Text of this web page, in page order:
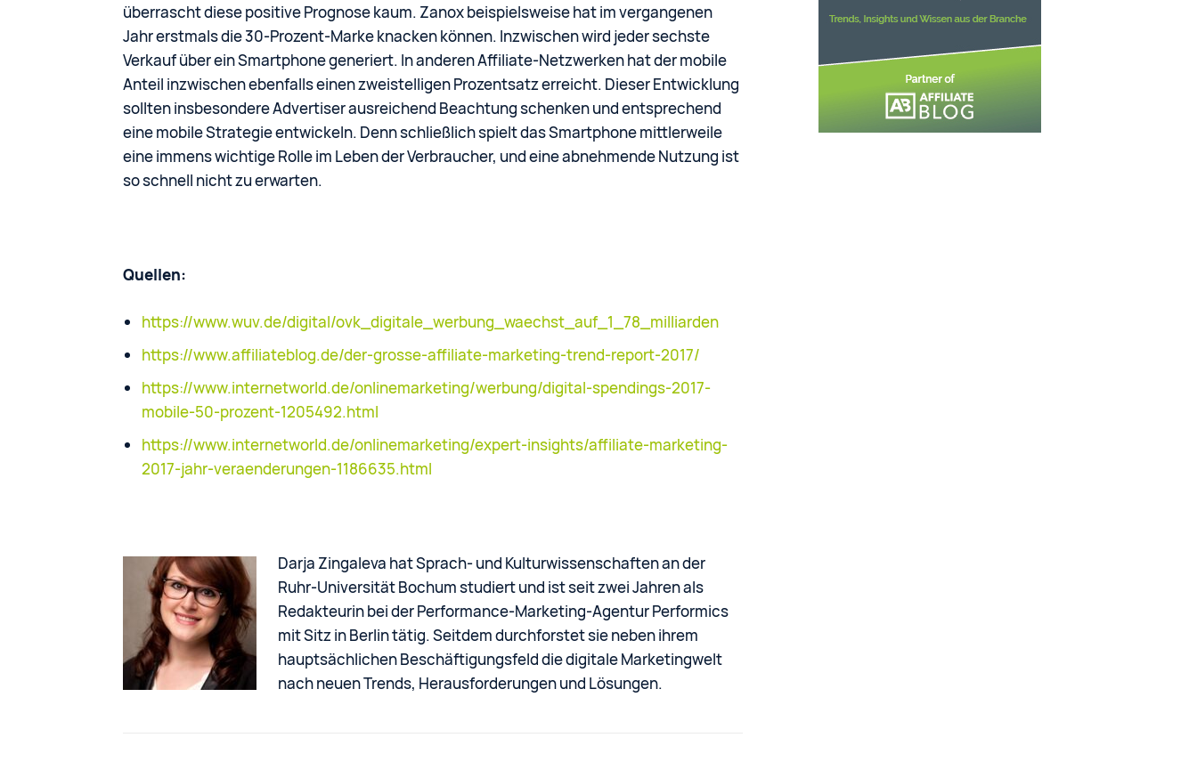
überrascht diese positive Prognose kaum. Zanox beispielsweise hat im vergangenen
Jahr erstmals die 30-Prozent-Marke knacken können. Inzwischen wird jeder sechste
Verkauf über ein Smartphone generiert. In anderen Affiliate-Netzwerken hat der mobile
Anteil inzwischen ebenfalls einen zweistelligen Prozentsatz erreicht. Dieser Entwicklung
sollten insbesondere Advertiser ausreichend Beachtung schenken und entsprechend
eine mobile Strategie entwickeln. Denn schließlich spielt das Smartphone mittlerweile
eine immens wichtige Rolle im Leben der Verbraucher, und eine abnehmende Nutzung ist
so schnell nicht zu erwarten.
Quellen:
https://www.wuv.de/digital/ovk_digitale_werbung_waechst_auf_1_78_milliarden
https://www.affiliateblog.de/der-grosse-affiliate-marketing-trend-report-2017/
https://www.internetworld.de/onlinemarketing/werbung/digital-spendings-2017-
mobile-50-prozent-1205492.html
https://www.internetworld.de/onlinemarketing/expert-insights/affiliate-marketing-
2017-jahr-veraenderungen-1186635.html
Darja Zingaleva hat Sprach- und Kulturwissenschaften an der
Ruhr-Universität Bochum studiert und ist seit zwei Jahren als
Redakteurin bei der Performance-Marketing-Agentur Performics
mit Sitz in Berlin tätig. Seitdem durchforstet sie neben ihrem
hauptsächlichen Beschäftigungsfeld die digitale Marketingwelt
nach neuen Trends, Herausforderungen und Lösungen.